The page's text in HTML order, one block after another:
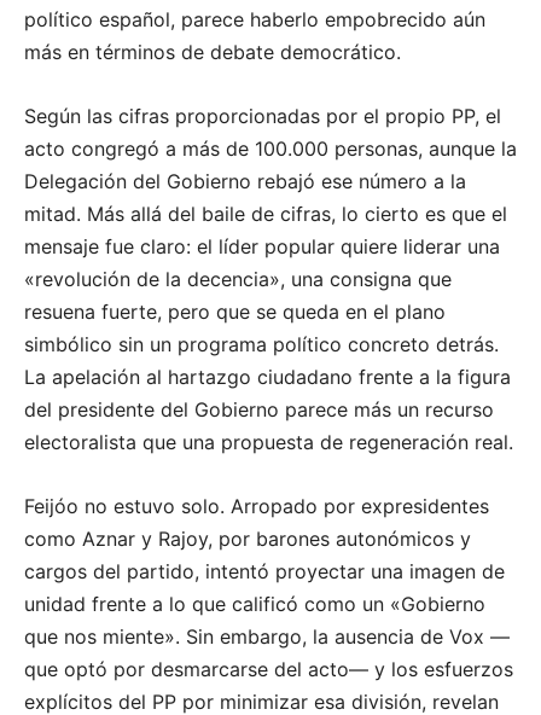
político español, parece haberlo empobrecido aún
más en términos de debate democrático.
Según las cifras proporcionadas por el propio PP, el
acto congregó a más de 100.000 personas, aunque la
Delegación del Gobierno rebajó ese número a la
mitad. Más allá del baile de cifras, lo cierto es que el
mensaje fue claro: el líder popular quiere liderar una
«revolución de la decencia», una consigna que
resuena fuerte, pero que se queda en el plano
simbólico sin un programa político concreto detrás.
La apelación al hartazgo ciudadano frente a la figura
del presidente del Gobierno parece más un recurso
electoralista que una propuesta de regeneración real.
Feijóo no estuvo solo. Arropado por expresidentes
como Aznar y Rajoy, por barones autonómicos y
cargos del partido, intentó proyectar una imagen de
unidad frente a lo que calificó como un «Gobierno
que nos miente». Sin embargo, la ausencia de Vox —
que optó por desmarcarse del acto— y los esfuerzos
explícitos del PP por minimizar esa división, revelan